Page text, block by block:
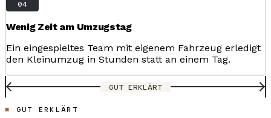
04
Wenig Zeit am Umzugstag
Ein eingespieltes Team mit eigenem Fahrzeug erledigt
den Kleinumzug in Stunden statt an einem Tag.
GUT ERKLÄRT
GUT ERKLÄRT